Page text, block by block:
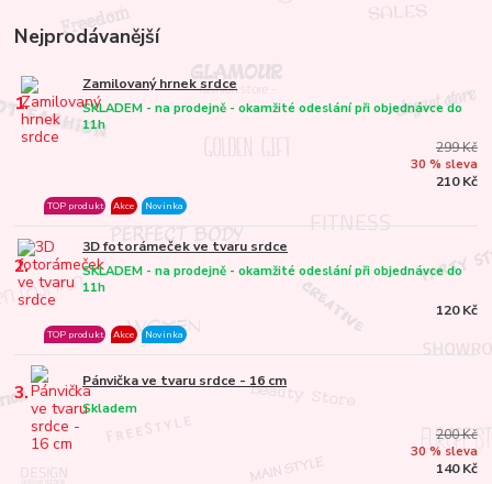
Nejprodávanější
1.
Zamilovaný hrnek srdce
SKLADEM - na prodejně - okamžité odeslání při objednávce do
11h
TOP produkt Akce Novinka
299 Kč
30 % sleva
210 Kč
2.
3D fotorámeček ve tvaru srdce
SKLADEM - na prodejně - okamžité odeslání při objednávce do
11h
TOP produkt Akce Novinka
120 Kč
3. Pánvička ve tvaru srdce - 16 cm
Skladem
200 Kč
30 % sleva
140 Kč